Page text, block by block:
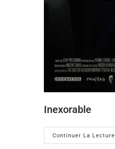
Inexorable
Continuer La Lecture